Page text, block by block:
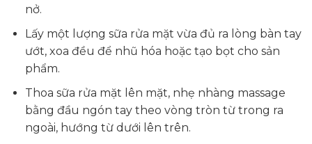
nở.
Lấy một lượng sữa rửa mặt vừa đủ ra lòng bàn tay
ướt, xoa đều để nhũ hóa hoặc tạo bọt cho sản
phẩm.
Thoa sữa rửa mặt lên mặt, nhẹ nhàng massage
bằng đầu ngón tay theo vòng tròn từ trong ra
ngoài, hướng từ dưới lên trên.